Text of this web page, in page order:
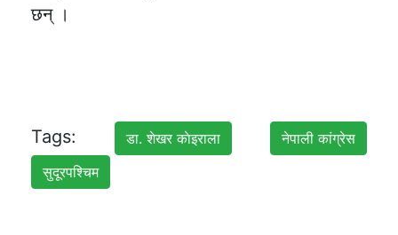
छन् ।
Tags: डा. शेखर काेइराला
नेपाली कांग्रेस
सुदूरपश्चिम